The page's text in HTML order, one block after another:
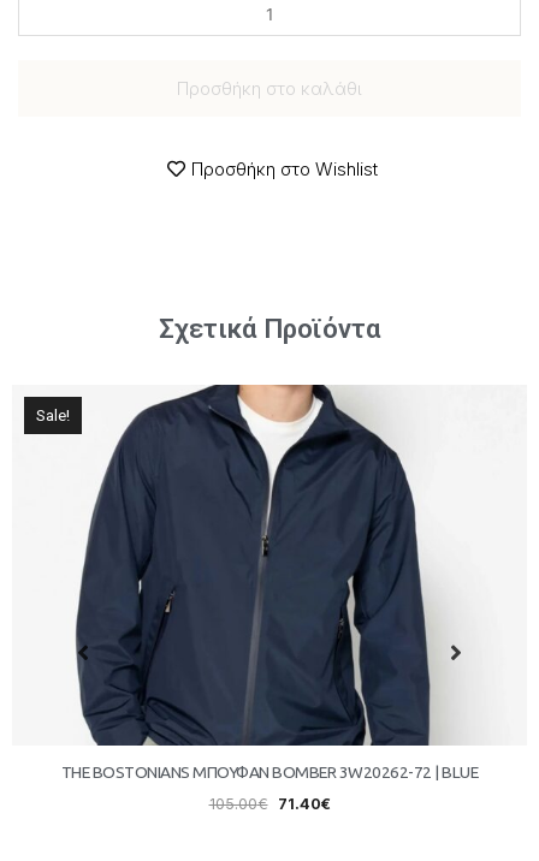
Προσθήκη στο καλάθι
Προσθήκη στο Wishlist
Σχετικά Προϊόντα
Sale!
THE BOSTONIANS ΜΠΟΥΦΑΝ BOMBER 3W20262-72 | BLUE
105.00€ 71.40€